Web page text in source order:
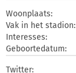
Woonplaats:
Vak in het stadion:
Interesses:
Geboortedatum:
Twitter: